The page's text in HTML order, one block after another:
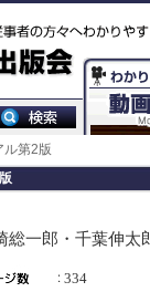
ル第2版
総一郎・千葉伸太
334